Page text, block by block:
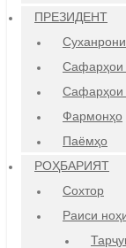
ПРЕЗИДЕНТ
Сафарҳои
Сафарҳои
Фармонҳо
Паёмҳо
РОҲБАРИЯТ
Сохтор
Раиси